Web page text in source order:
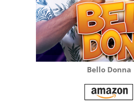
Bello Donna